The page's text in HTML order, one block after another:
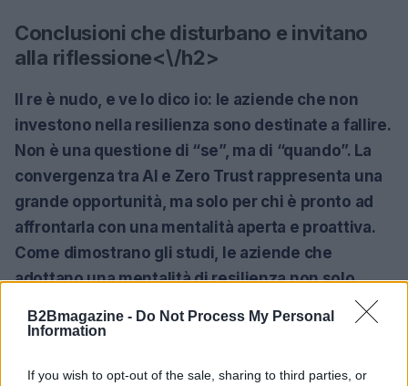
B2Bmagazine - Do Not Process My Personal
Information
If you wish to opt-out of the sale, sharing to third parties, or
Conclusioni che disturbano e invitano
alla riflessione<\/h2>
Il re è nudo, e ve lo dico io: le aziende che non
investono nella resilienza sono destinate a fallire.
Non è una questione di “se”, ma di “quando”. La
convergenza tra AI e Zero Trust rappresenta una
grande opportunità, ma solo per chi è pronto ad
affrontarla con una mentalità aperta e proattiva.
Come dimostrano gli studi, le aziende che
adottano una mentalità di resilienza non solo
disposto a rischiare la tua azienda ignorando